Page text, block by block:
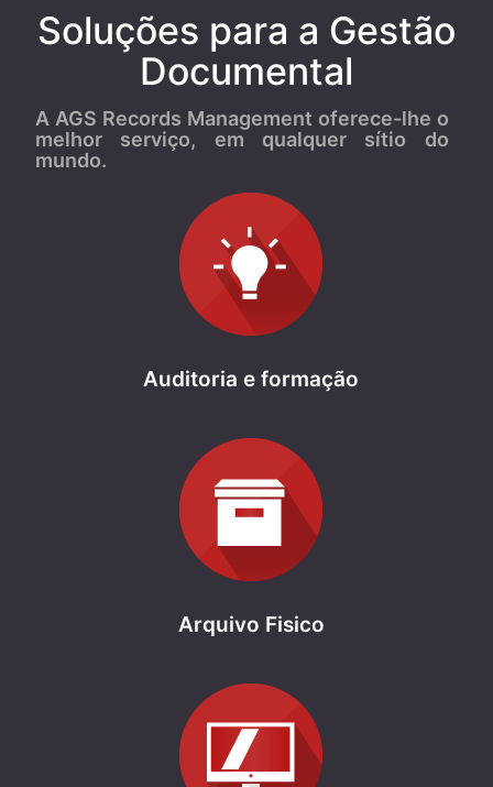
Soluções para a Gestão
Documental
A AGS Records Management oferece-lhe o
melhor serviço, em qualquer sítio do
mundo.
Auditoria e formação
Arquivo Fisico